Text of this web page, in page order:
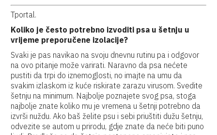
Tportal.
Koliko je često potrebno izvoditi psa u šetnju u
vrijeme preporučene izolacije?
Svaki je pas navikao na svoju dnevnu rutinu pa i odgovor
na ovo pitanje može varirati. Naravno da psa nećete
pustiti da trpi do iznemoglosti, no imajte na umu da
svakim izlaskom iz kuće riskirate zarazu virusom. Svedite
šetnju na minimum. Najbolje poznajete svog psa, stoga
najbolje znate koliko mu je vremena u šetnji potrebno da
izvrši nuždu. Ako baš želite psu i sebi priuštiti dužu šetnju,
odvezite se autom u prirodu, gdje znate da neće biti puno